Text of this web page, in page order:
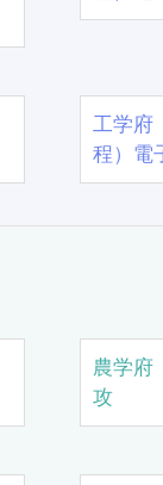
工学
程）電
農学
攻